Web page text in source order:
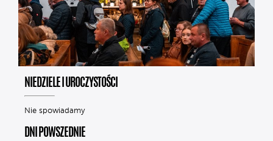
NIEDZIELE I UROCZYSTOŚCI
Nie spowiadamy
DNI POWSZEDNIE